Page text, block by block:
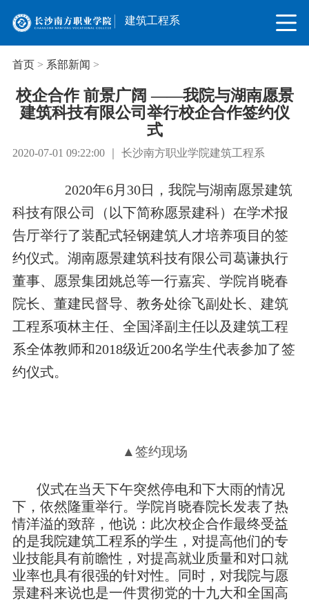
建筑工程系
首页> 系部新闻 >
校企合作 前景广阔 ——我院与湖南愿景
建筑科技有限公司举行校企合作签约仪
式
2020-07-01 09:22:00 ｜ 长沙南方职业学院建筑工程系
2020年6月30日，我院与湖南愿景建筑
科技有限公司（以下简称愿景建科）在学术报
告厅举行了装配式轻钢建筑人才培养项目的签
约仪式。湖南愿景建筑科技有限公司葛谦执行
董事、愿景集团姚总等一行嘉宾、学院肖晓春
院长、董建民督导、教务处徐飞副处长、建筑
工程系项林主任、全国泽副主任以及建筑工程
系全体教师和2018级近200名学生代表参加了签
约仪式。
▲签约现场
仪式在当天下午突然停电和下大雨的情况
下，依然隆重举行。学院肖晓春院长发表了热
情洋溢的致辞，他说：此次校企合作最终受益
的是我院建筑工程系的学生，对提高他们的专
业技能具有前瞻性，对提高就业质量和对口就
业率也具有很强的针对性。同时，对我院与愿
景建科来说也是一件贯彻党的十九大和全国高